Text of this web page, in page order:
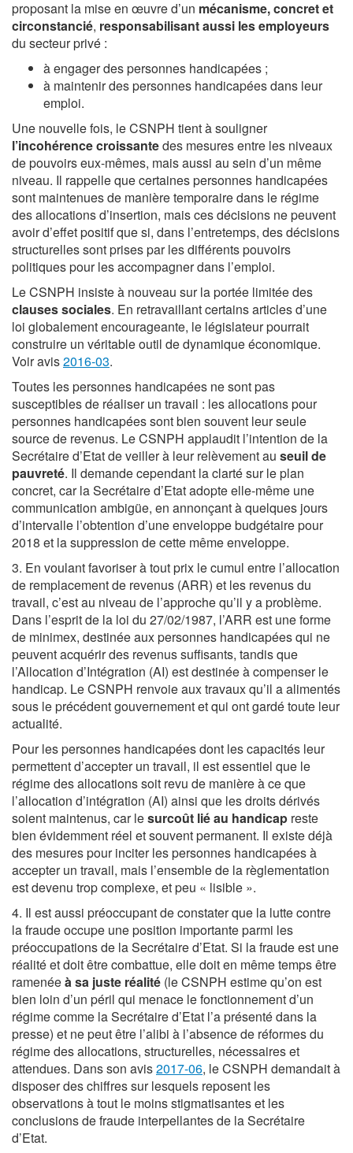
proposant la mise en œuvre d’un mécanisme, concret et
circonstancié, responsabilisant aussi les employeurs
du secteur privé :
à engager des personnes handicapées ;
à maintenir des personnes handicapées dans leur
emploi.
Une nouvelle fois, le CSNPH tient à souligner
l’incohérence croissantedes mesures entre les niveaux
de pouvoirs eux-mêmes, mais aussi au sein d’un même
niveau. Il rappelle que certaines personnes handicapées
sont maintenues de manière temporaire dans le régime
des allocations d’insertion, mais ces décisions ne peuvent
avoir d’effet positif que si, dans l’entretemps, des décisions
structurelles sont prises par les différents pouvoirs
politiques pour les accompagner dans l’emploi.
Le CSNPH insiste à nouveau sur la portée limitée des
clauses sociales. En retravaillant certains articles d’une
loi globalement encourageante, le législateur pourrait
construire un véritable outil de dynamique économique.
Voir avis2016-03.
Toutes les personnes handicapées ne sont pas
susceptibles de réaliser un travail : les allocations pour
personnes handicapées sont bien souvent leur seule
source de revenus. Le CSNPH applaudit l’intention de la
Secrétaire d’Etat de veiller à leur relèvement au seuil de
pauvreté. Il demande cependant la clarté sur le plan
concret, car la Secrétaire d’Etat adopte elle-même une
communication ambigüe, en annonçant à quelques jours
d’intervalle l’obtention d’une enveloppe budgétaire pour
2018 et la suppression de cette même enveloppe.
3. En voulant favoriser à tout prix le cumul entre l’allocation
de remplacement de revenus (ARR) et les revenus du
travail, c’est au niveau de l’approche qu’il y a problème.
Dans l’esprit de la loi du 27/02/1987, l’ARR est une forme
de minimex, destinée aux personnes handicapées qui ne
peuvent acquérir des revenus suffisants, tandis que
l’Allocation d’Intégration (AI) est destinée à compenser le
handicap. Le CSNPH renvoie aux travaux qu’il a alimentés
sous le précédent gouvernement et qui ont gardé toute leur
actualité.
Pour les personnes handicapées dont les capacités leur
permettent d’accepter un travail, il est essentiel que le
régime des allocations soit revu de manière à ce que
l’allocation d’intégration (AI) ainsi que les droits dérivés
soient maintenus, car lesurcoût lié au handicap reste
bien évidemment réel et souvent permanent. Il existe déjà
des mesures pour inciter les personnes handicapées à
accepter un travail, mais l’ensemble de la règlementation
est devenu trop complexe, et peu « lisible ».
4. Il est aussi préoccupant de constater que la lutte contre
la fraude occupe une position importante parmi les
préoccupations de la Secrétaire d’Etat. Si la fraude est une
réalité et doit être combattue, elle doit en même temps être
ramenéeà sa juste réalité (le CSNPH estime qu’on est
bien loin d’un péril qui menace le fonctionnement d’un
régime comme la Secrétaire d’Etat l’a présenté dans la
presse) et ne peut être l’alibi à l’absence de réformes du
régime des allocations, structurelles, nécessaires et
attendues. Dans son avis2017-06, le CSNPH demandait à
disposer des chiffres sur lesquels reposent les
observations à tout le moins stigmatisantes et les
conclusions de fraude interpellantes de la Secrétaire
d’Etat.